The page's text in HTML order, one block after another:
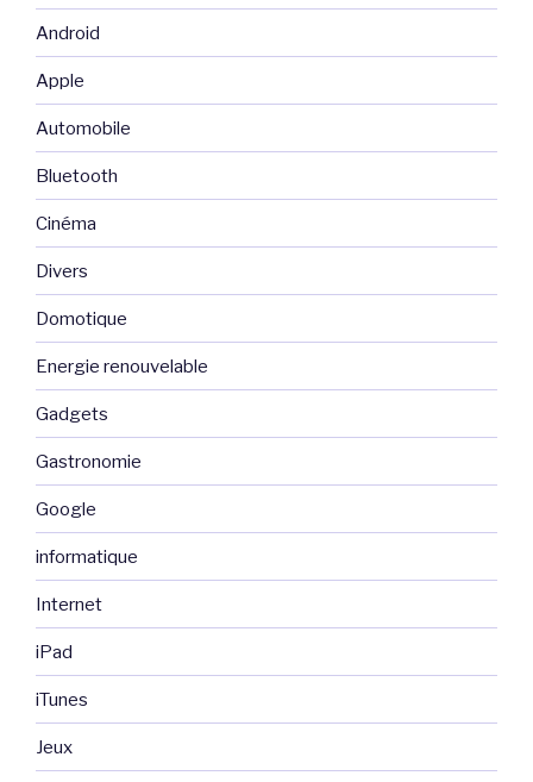
Android
Apple
Automobile
Bluetooth
Cinéma
Divers
Domotique
Energie renouvelable
Gadgets
Gastronomie
Google
informatique
Internet
iPad
iTunes
Jeux